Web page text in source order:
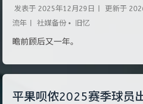
发表于 2025年12月29日 更新于
流年
社媒备份 • 旧忆
瞻前顾后又一年。
平果呗侬2025赛季球员